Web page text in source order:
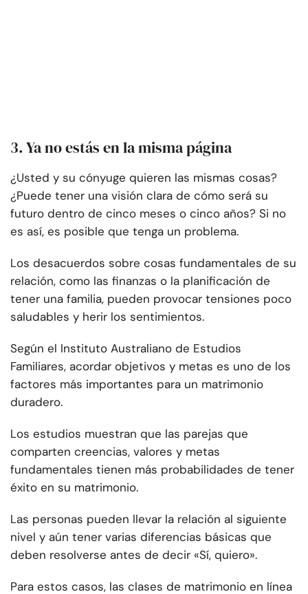
3. Ya no estás en la misma página
¿Usted y su cónyuge quieren las mismas cosas?
¿Puede tener una visión clara de cómo será su
futuro dentro de cinco meses o cinco años? Si no
es así, es posible que tenga un problema.
Los desacuerdos sobre cosas fundamentales de su
relación, como las finanzas o la planificación de
tener una familia, pueden provocar tensiones poco
saludables y herir los sentimientos.
Según el Instituto Australiano de Estudios
Familiares, acordar objetivos y metas es uno de los
factores más importantes para un matrimonio
duradero.
Los estudios muestran que las parejas que
comparten creencias, valores y metas
fundamentales tienen más probabilidades de tener
éxito en su matrimonio.
Las personas pueden llevar la relación al siguiente
nivel y aún tener varias diferencias básicas que
deben resolverse antes de decir «Sí, quiero».
Para estos casos, las clases de matrimonio en línea